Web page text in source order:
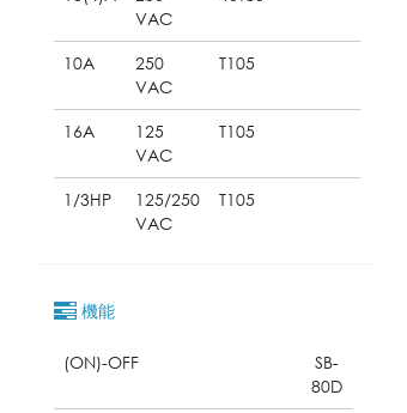
VAC
10A
250
VAC
T105
16A
125
VAC
T105
1/3HP
125/250
VAC
T105
機能
(ON)-OFF
SB-
80D